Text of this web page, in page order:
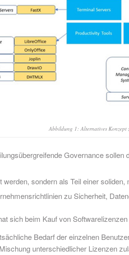
Abbildung 1: Alternatives
Governance
sondern als Teil einer
zu Sicherheit,
sich beim Kauf von
Bedarf der einzelnen
unterschiedlicher Lizenzen